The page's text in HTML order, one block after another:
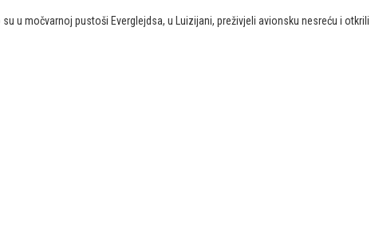
u močvarnoj pustoši Everglejdsa, u Luizijani, preživjeli avionsku nesreću i